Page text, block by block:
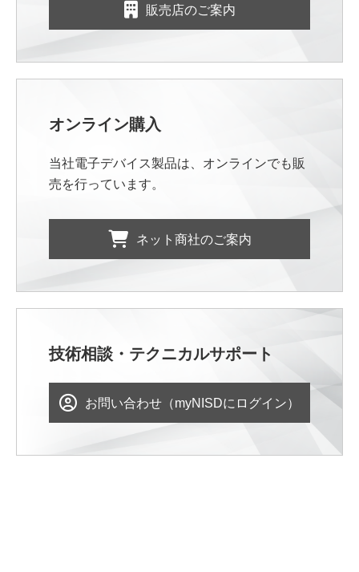
販売店のご案内
オンライン購入
当社電子デバイス製品は、オンラインでも販
売を行っています。
ネット商社のご案内
技術相談・テクニカルサポート
お問い合わせ（myNISDにログイン）